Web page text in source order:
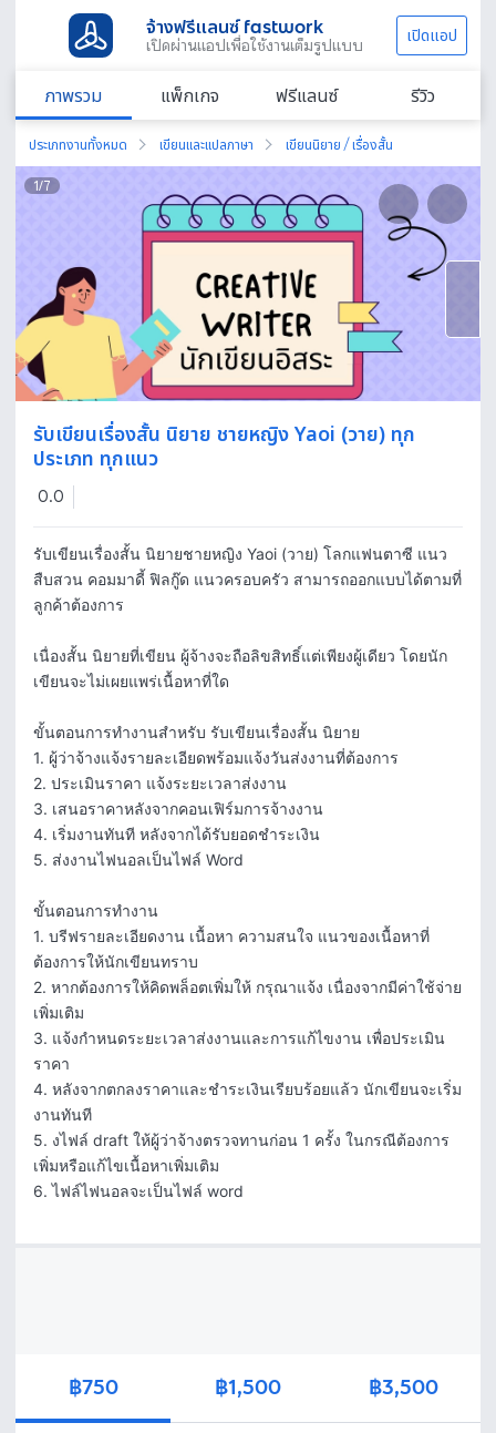
จ้างฟรีแลนซ์ fastwork
เปิดผ่านแอปเพื่อใช้งานเต็มรูปแบบ เปิดแอป
ภาพรวม แพ็กเกจ ฟรีแลนซ์ รีวิว
ประเภทงานทั้งหมด เขียนและแปลภาษา เขียนนิยาย / เรื่องสั้น
1/7
รับเขียนเรื่องสั้น นิยาย ชายหญิง Yaoi (วาย) ทุก
ประเภท ทุกแนว
0.0
รับเขียนเรื่องสั้น นิยายชายหญิง Yaoi (วาย) โลกแฟนตาซี แนว
สืบสวน คอมมาดี้ ฟิลกู๊ด แนวครอบครัว สามารถออกแบบได้ตามที่
ลูกค้าต้องการ
เนื่องสั้น นิยายที่เขียน ผู้จ้างจะถือลิขสิทธิ์แต่เพียงผู้เดียว โดยนัก
เขียนจะไม่เผยแพร่เนื้อหาที่ใด
ขั้นตอนการทำงานสำหรับ รับเขียนเรื่องสั้น นิยาย
1. ผู้ว่าจ้างแจ้งรายละเอียดพร้อมแจ้งวันส่งงานที่ต้องการ
2. ประเมินราคา แจ้งระยะเวลาส่งงาน
3. เสนอราคาหลังจากคอนเฟิร์มการจ้างงาน
4. เริ่มงานทันที หลังจากได้รับยอดชำระเงิน
5. ส่งงานไฟนอลเป็นไฟล์ Word
ขั้นตอนการทำงาน
1. บรีฟรายละเอียดงาน เนื้อหา ความสนใจ แนวของเนื้อหาที่
ต้องการให้นักเขียนทราบ
2. หากต้องการให้คิดพล็อตเพิ่มให้ กรุณาแจ้ง เนื่องจากมีค่าใช้จ่าย
เพิ่มเติม
3. แจ้งกำหนดระยะเวลาส่งงานและการแก้ไขงาน เพื่อประเมิน
ราคา
4. หลังจากตกลงราคาและชำระเงินเรียบร้อยแล้ว นักเขียนจะเริ่ม
งานทันที
5. งไฟล์ draft ให้ผู้ว่าจ้างตรวจทานก่อน 1 ครั้ง ในกรณีต้องการ
เพิ่มหรือแก้ไขเนื้อหาเพิ่มเติม
6. ไฟล์ไฟนอลจะเป็นไฟล์ word
฿750 ฿1,500 ฿3,500